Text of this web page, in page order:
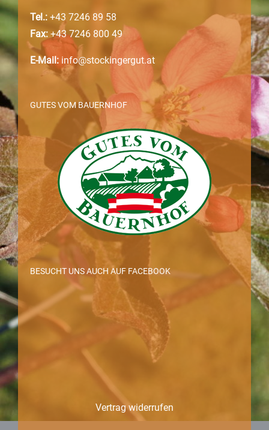
Tel.: +43 7246 89 58
Fax: +43 7246 800 49
E-Mail: info@stockingergut.at
GUTES VOM BAUERNHOF
BESUCHT UNS AUCH AUF FACEBOOK
Vertrag widerrufen